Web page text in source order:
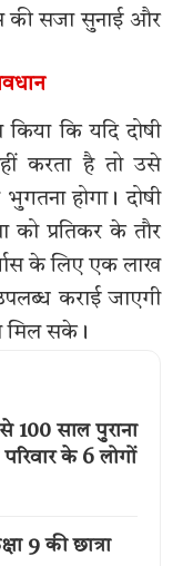
की सजा सुनाई और
कि यदि दोषी
करता है तो उसे
होगा। दोषी
को प्रतिकर के तौर
के लिए एक लाख
कराई जाएगी
मिल सके।
100 साल पुराना
के 6 लोगों
9 की छात्रा